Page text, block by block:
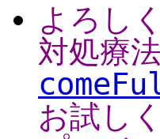
よろし
対処療
お試し